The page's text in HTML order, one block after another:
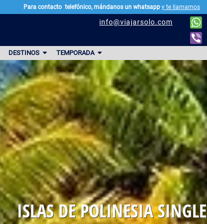
info@viajarsolo.com
DESTINOS TEMPORADA
ISLAS DE POLINESIA SINGLE
Para contacto telefónico, mándanos un whatsapp y te llamamos